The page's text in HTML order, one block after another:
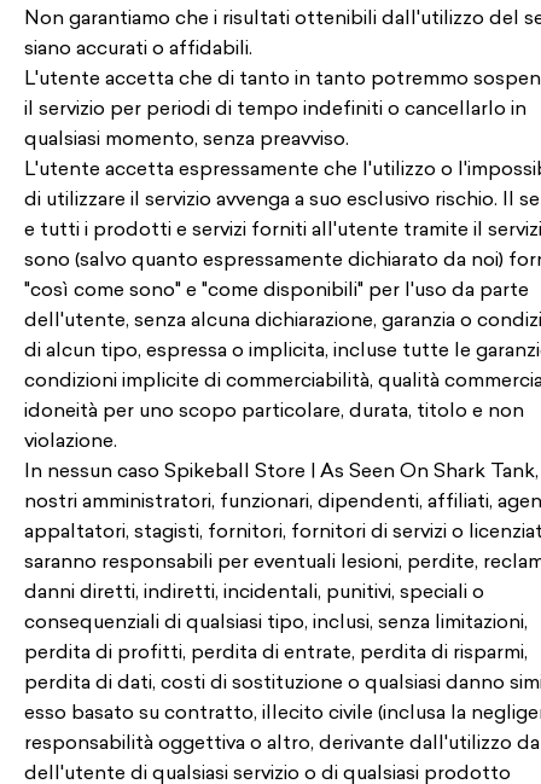
Non garantiamo che i risultati ottenibili dall'utilizzo del
siano accurati o affidabili.
L'utente accetta che di tanto in tanto potremmo
il servizio per periodi di tempo indefiniti o cancellarlo in
qualsiasi momento, senza preavviso.
L'utente accetta espressamente che l'utilizzo o
di utilizzare il servizio avvenga a suo esclusivo rischio. Il
e tutti i prodotti e servizi forniti all'utente tramite il
sono (salvo quanto espressamente dichiarato da noi)
"così come sono" e "come disponibili" per l'uso da parte
dell'utente, senza alcuna dichiarazione, garanzia o
di alcun tipo, espressa o implicita, incluse tutte le
condizioni implicite di commerciabilità, qualità
idoneità per uno scopo particolare, durata, titolo e non
violazione.
In nessun caso Spikeball Store | As Seen On Shark Tank,
nostri amministratori, funzionari, dipendenti, affiliati,
appaltatori, stagisti, fornitori, fornitori di servizi o
saranno responsabili per eventuali lesioni, perdite,
danni diretti, indiretti, incidentali, punitivi, speciali o
consequenziali di qualsiasi tipo, inclusi, senza limitazioni,
perdita di profitti, perdita di entrate, perdita di risparmi,
perdita di dati, costi di sostituzione o qualsiasi danno
esso basato su contratto, illecito civile (inclusa la
responsabilità oggettiva o altro, derivante dall'utilizzo
dell'utente di qualsiasi servizio o di qualsiasi prodotto